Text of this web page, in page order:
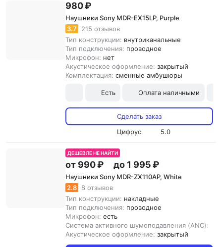
980 ₽
Наушники Sony MDR-EX15LP, Purple
3.7
215 отзывов
Тип конструкции: внутриканальные
Тип подключения: проводное
Микрофон: нет
Акустическое оформление: закрытый
Комплектация: сменные амбушюры
Есть Оплата наличными
Сделать заказ
Цифрус
5.0
ДЕШЕВЛЕ НЕ НАЙТИ
от 990 ₽ до 1 995 ₽
Наушники Sony MDR-ZX110AP, White
2.8
8 отзывов
Тип конструкции: накладные
Тип подключения: проводное
Микрофон: есть
Система активного шумоподавления (ANC):
Акустическое оформление: закрытый